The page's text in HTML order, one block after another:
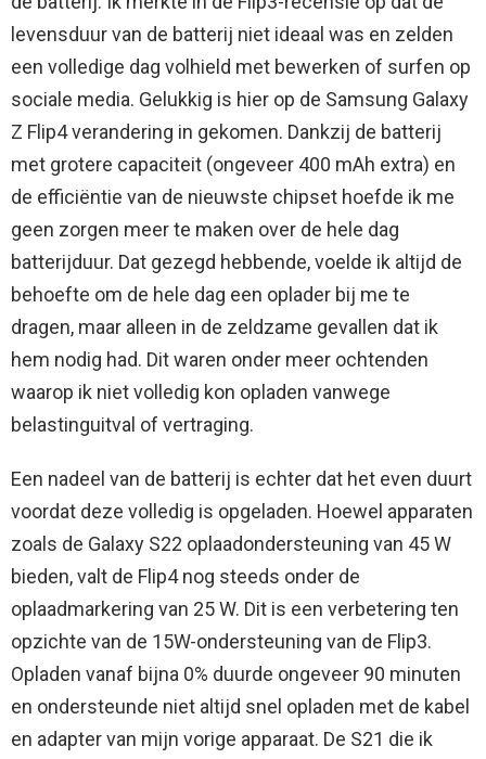
levensduur van de batterij niet ideaal was en zelden
een volledige dag volhield met bewerken of surfen op
sociale media. Gelukkig is hier op de Samsung Galaxy
Z Flip4 verandering in gekomen. Dankzij de batterij
met grotere capaciteit (ongeveer 400 mAh extra) en
de efficiëntie van de nieuwste chipset hoefde ik me
geen zorgen meer te maken over de hele dag
batterijduur. Dat gezegd hebbende, voelde ik altijd de
behoefte om de hele dag een oplader bij me te
dragen, maar alleen in de zeldzame gevallen dat ik
hem nodig had. Dit waren onder meer ochtenden
waarop ik niet volledig kon opladen vanwege
belastinguitval of vertraging.
Een nadeel van de batterij is echter dat het even duurt
voordat deze volledig is opgeladen. Hoewel apparaten
zoals de Galaxy S22 oplaadondersteuning van 45 W
bieden, valt de Flip4 nog steeds onder de
oplaadmarkering van 25 W. Dit is een verbetering ten
opzichte van de 15W-ondersteuning van de Flip3.
Opladen vanaf bijna 0% duurde ongeveer 90 minuten
en ondersteunde niet altijd snel opladen met de kabel
en adapter van mijn vorige apparaat. De S21 die ik